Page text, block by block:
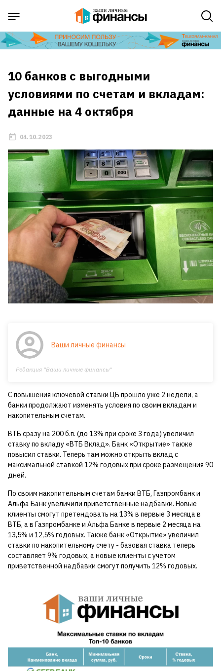
10 банков с выгодными
условиями по счетам и вкладам:
данные на 4 октября
04.10.2023
Ваши личные финансы
Редакция "Ваши личные финансы"
С повышения ключевой ставки ЦБ прошло уже 2 недели, а
банки продолжают изменять условия по своим вкладам и
накопительным счетам.
ВТБ сразу на 200 б.п. (до 13% при сроке 3 года) увеличил
ставку по вкладу «ВТБ Вклад». Банк «Открытие» также
повысил ставки. Теперь там можно открыть вклад с
максимальной ставкой 12% годовых при сроке размещения 90
дней.
По своим накопительным счетам банки ВТБ, Газпромбанк и
Альфа Банк увеличили приветственные надбавки. Новые
клиенты смогут претендовать на 13% в первые 3 месяца в
ВТБ, а в Газпромбанке и Альфа Банке в первые 2 месяца на
13,5% и 12,5% годовых. Также банк «Открытие» увеличил
ставки по накопительному счету - базовая ставка теперь
составляет 9% годовых, а новые клиенты с учетом
приветственной надбавки смогут получить 12% годовых.